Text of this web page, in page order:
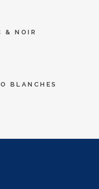
& NOIR
BLANCHES